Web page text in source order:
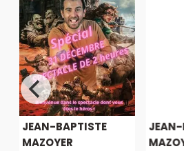
JEAN-BAPTISTE
MAZOYER
JEAN-